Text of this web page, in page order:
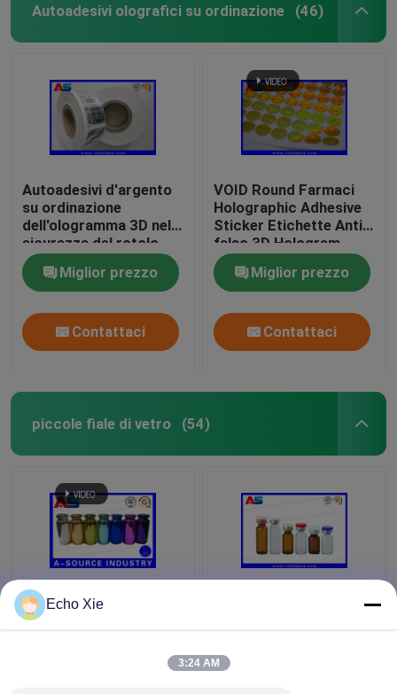
Autoadesivi olografici su ordinazione (46)
Autoadesivi d'argento
su ordinazione
dell'ologramma 3D nella
sicurezza del rotolo
genuina con gli
autoadesivi olografici
di sicurezza di codici
neri seri
Miglior prezzo
Contattaci
VOID Round Farmaci
Holographic Adhesive
Sticker Etichette Anti-
falso 3D Hologram
sticker
Miglior prezzo
Contattaci
piccole fiale di vetro (54)
Piccole bottiglie di
vetro variopinte
degli oli & dei liquidi
della farmacia
Echo Xie
3:24 AM